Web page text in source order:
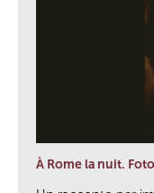
À Rome la nuit.